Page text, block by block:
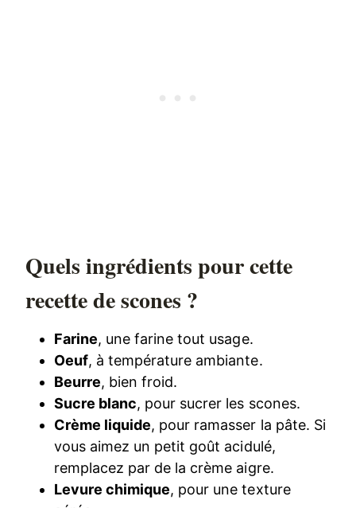
Quels ingrédients pour cette
recette de scones ?
Farine, une farine tout usage.
Oeuf, à température ambiante.
Beurre, bien froid.
Sucre blanc, pour sucrer les scones.
Crème liquide, pour ramasser la pâte. Si
vous aimez un petit goût acidulé,
remplacez par de la crème aigre.
Levure chimique, pour une texture